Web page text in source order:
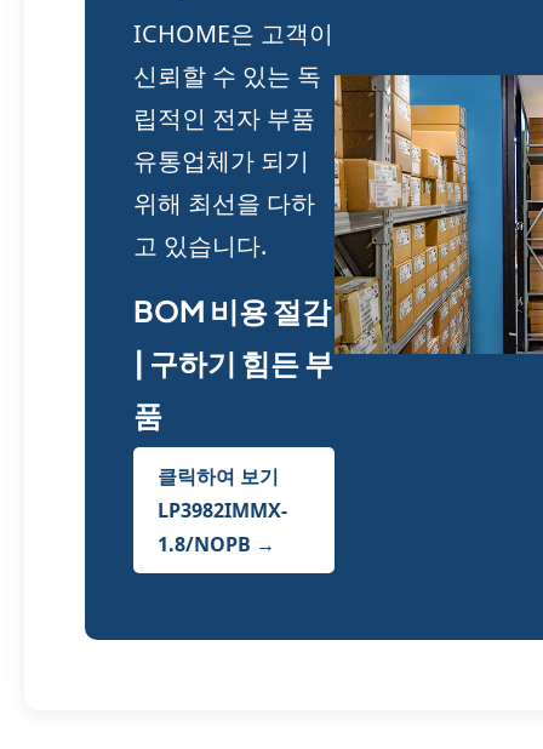
ICHOME은 고객이
신뢰할 수 있는 독
립적인 전자 부품
유통업체가 되기
위해 최선을 다하
고 있습니다.
BOM 비용 절감
| 구하기 힘든 부
품
클릭하여 보기
LP3982IMMX-
1.8/NOPB →